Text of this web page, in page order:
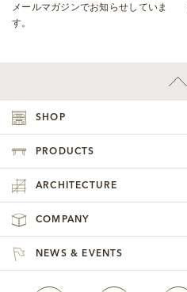
メールマガジンでお知らせしていま
す。
SHOP
PRODUCTS
ARCHITECTURE
COMPANY
NEWS & EVENTS